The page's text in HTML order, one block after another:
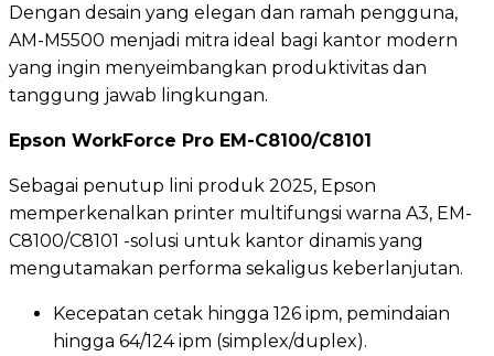
Dengan desain yang elegan dan ramah pengguna,
AM-M5500 menjadi mitra ideal bagi kantor modern
yang ingin menyeimbangkan produktivitas dan
tanggung jawab lingkungan.
Epson WorkForce Pro EM-C8100/C8101
Sebagai penutup lini produk 2025, Epson
memperkenalkan printer multifungsi warna A3, EM-
C8100/C8101 -solusi untuk kantor dinamis yang
mengutamakan performa sekaligus keberlanjutan.
Kecepatan cetak hingga 126 ipm, pemindaian
hingga 64/124 ipm (simplex/duplex).